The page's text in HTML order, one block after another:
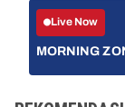
Live Now
MORNING